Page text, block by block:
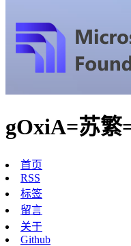
gOxiA=苏繁
首页
RSS
标签
留言
关于
Github